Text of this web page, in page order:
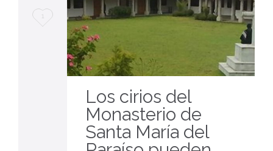
Love
1
Los cirios del
Monasterio de
Santa María del